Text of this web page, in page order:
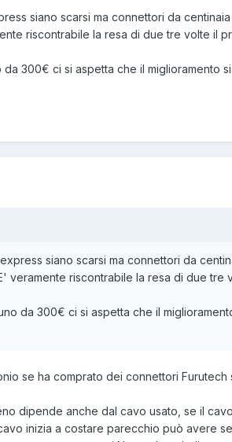
siano scarsi ma connettori da
riscontrabile la resa di due tre volte il
300€ ci si aspetta che il miglioramento
siano scarsi ma connettori da
veramente riscontrabile la resa di due tre
da 300€ ci si aspetta che il
se ha comprato dei connettori Furutech
dipende anche dal cavo usato, se il
inizia a costare parecchio può avere